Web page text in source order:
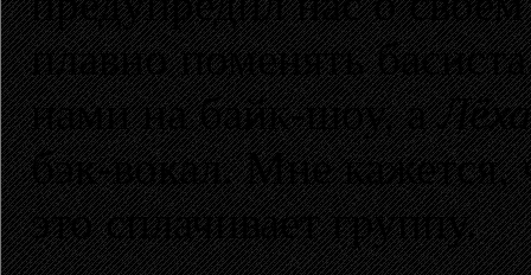
плавно поменять
нами на байк-шоу, аЛёха
бэк-вокал. Мне кажется,
это сплачивает группу.